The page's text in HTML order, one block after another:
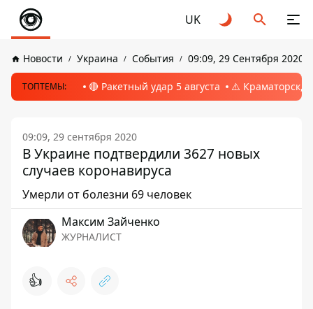
UK
Новости Украина События 09:09, 29 Сентября 2020
ТОПТЕМЫ: 🔴 Ракетный удар 5 августа ⚠️ Краматорск,
09:09, 29 сентября 2020
В Украине подтвердили 3627 новых
случаев коронавируса
Умерли от болезни 69 человек
Максим Зайченко
ЖУРНАЛИСТ
👍